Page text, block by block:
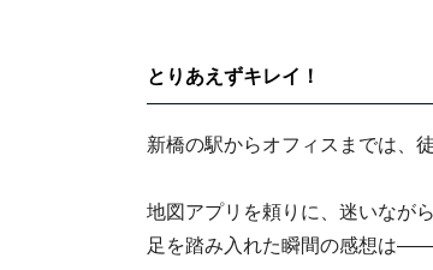
とりあえずキレイ！
新橋の駅からオフィスまでは、
地図アプリを頼りに、迷いなが
足を踏み入れた瞬間の感想は